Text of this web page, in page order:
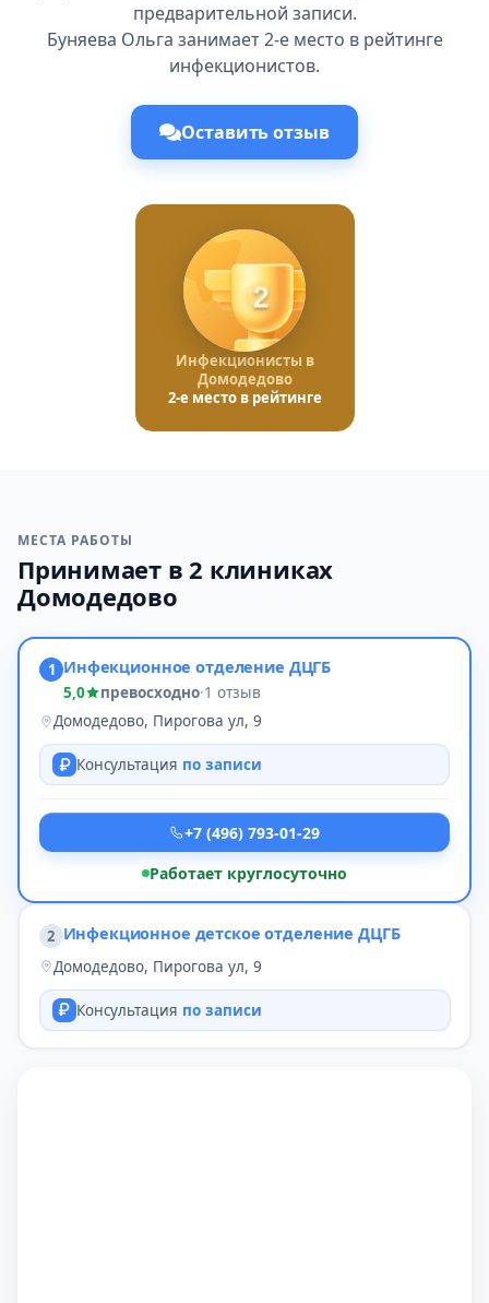
предварительной записи.
Буняева Ольга занимает 2-е место в рейтинге
инфекционистов.
Оставить отзыв
2
Инфекционисты в
Домодедово
2-е место в рейтинге
МЕСТА РАБОТЫ
Принимает в 2 клиниках
Домодедово
1 Инфекционное отделение ДЦГБ
5,0 превосходно·1 отзыв
Домодедово, Пирогова ул, 9
Консультация по записи
+7 (496) 793-01-29
Работает круглосуточно
2 Инфекционное детское отделение ДЦГБ
Домодедово, Пирогова ул, 9
Консультация по записи